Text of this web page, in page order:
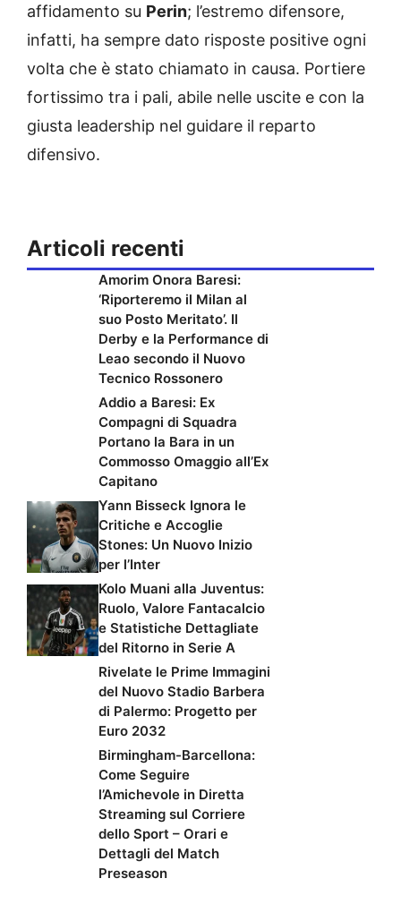
affidamento su Perin; l’estremo difensore,
infatti, ha sempre dato risposte positive ogni
volta che è stato chiamato in causa. Portiere
fortissimo tra i pali, abile nelle uscite e con la
giusta leadership nel guidare il reparto
difensivo.
Articoli recenti
Amorim Onora Baresi:
‘Riporteremo il Milan al
suo Posto Meritato’. Il
Derby e la Performance di
Leao secondo il Nuovo
Tecnico Rossonero
Addio a Baresi: Ex
Compagni di Squadra
Portano la Bara in un
Commosso Omaggio all’Ex
Capitano
Yann Bisseck Ignora le
Critiche e Accoglie
Stones: Un Nuovo Inizio
per l’Inter
Kolo Muani alla Juventus:
Ruolo, Valore Fantacalcio
e Statistiche Dettagliate
del Ritorno in Serie A
Rivelate le Prime Immagini
del Nuovo Stadio Barbera
di Palermo: Progetto per
Euro 2032
Birmingham-Barcellona:
Come Seguire
l’Amichevole in Diretta
Streaming sul Corriere
dello Sport – Orari e
Dettagli del Match
Preseason